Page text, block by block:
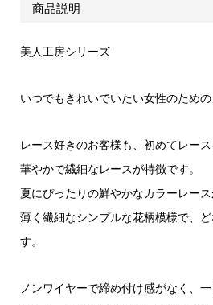
商品説明
美人工房シリーズ
いつでもきれいでいたい女性のための
レース好きのお客様も、初めてレー
華やかで繊細なレースが特徴です。
夏にぴったりの鮮やかなカラーレース
薄く繊細なシンプルな花柄模様で、
す。
ノンワイヤーで締め付け感がなく、